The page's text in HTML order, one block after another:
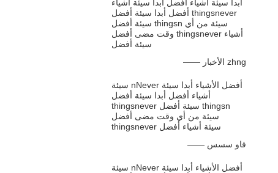
أبدا سيئة أشياء أفضل أبدا سيئة أشياء
أفضل أبدا سيئة أفضل thingsnever
سيئة أفضل thingsn سيئة من أي
وقت مضى أفضل thingsnever أشياء
سيئة أفضل
—— الأخبار zhng
سيئة nNever أفضل الأشياء أبدا سيئة
أشياء أفضل أبدا سيئة أفضل
thingsnever سيئة أفضل thingsn
سيئة من أي وقت مضى أفضل
thingsnever سيئة أشياء أفضل
—— قاو سسس
سيئة nNever أفضل الأشياء أبدا سيئة